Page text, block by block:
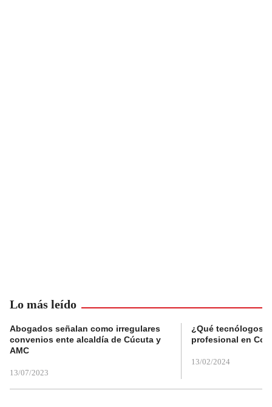
Lo más leído
Abogados señalan como irregulares
convenios ente alcaldía de Cúcuta y
AMC
13/07/2023
¿Qué tecnólogos
profesional en
13/02/2024